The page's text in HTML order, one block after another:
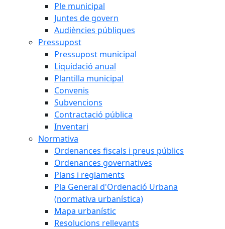
Ple municipal
Juntes de govern
Audiències públiques
Pressupost
Pressupost municipal
Liquidació anual
Plantilla municipal
Convenis
Subvencions
Contractació pública
Inventari
Normativa
Ordenances fiscals i preus públics
Ordenances governatives
Plans i reglaments
Pla General d'Ordenació Urbana
(normativa urbanística)
Mapa urbanístic
Resolucions rellevants